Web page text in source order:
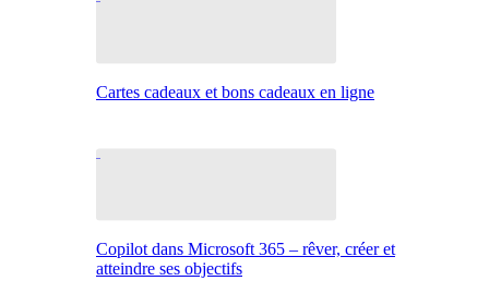
Cartes cadeaux et bons cadeaux en ligne
Copilot dans Microsoft 365 – rêver, créer et
atteindre ses objectifs